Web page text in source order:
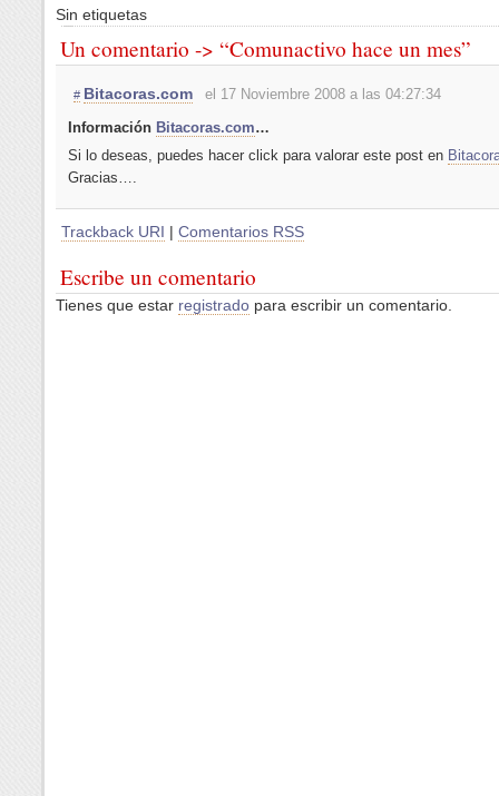
Sin etiquetas
Un comentario -> “Comunactivo hace un mes”
# Bitacoras.com
el 17 Noviembre 2008 a las 04:27:34
Información Bitacoras.com…
Si lo deseas, puedes hacer click para valorar este post en
Gracias….
Trackback URI | Comentarios RSS
Escribe un comentario
Tienes que estar registrado para escribir un comentario.